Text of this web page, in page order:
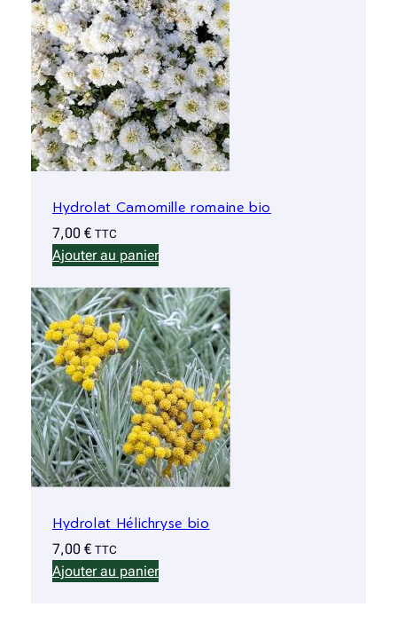
Hydrolat Camomille romaine bio
7,00 € TTC
Ajouter au panier
Hydrolat Hélichryse bio
7,00 € TTC
Ajouter au panier